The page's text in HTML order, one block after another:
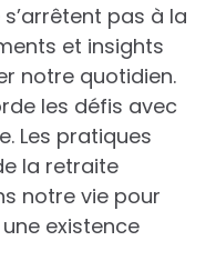
pas à la
et insights
notre quotidien.
les défis avec
Les pratiques
la retraite
notre vie pour
existence